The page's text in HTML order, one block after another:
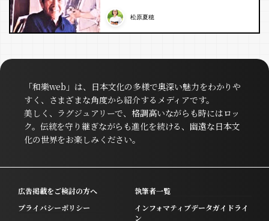
松原夏穂
「和樂web」は、日本文化の多様で奥深い魅力をわかりや
すく、さまざまな角度から紹介するメディアです。
美しく、ラグジュアリーで、格調高いながらも時にはロッ
ク。伝統を守り継ぎながらも進化を続ける、幽遠な日本文
化の世界をお楽しみください。
広告掲載をご検討の方へ
執筆者一覧
プライバシーポリシー
インフォマティブデータガイドライ
ン